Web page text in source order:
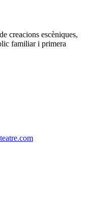
creacions escèniques,
familiar i primera